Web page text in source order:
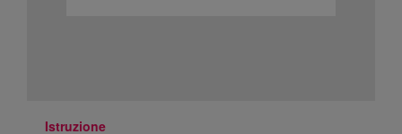
Istruzione